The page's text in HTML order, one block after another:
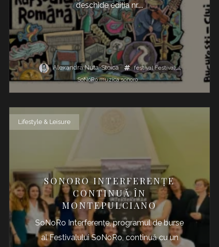
deschide ediția nr....
Alexandra Nuta-Stoica festival Festivalul
SoNoRo muzica sonoro
Lifestyle & Leisure
SONORO INTERFERENȚE
CONTINUĂ ÎN
MONTEPULCIANO
SoNoRo Interferențe, programul de burse
al Festivalului SoNoRo, continuă cu un